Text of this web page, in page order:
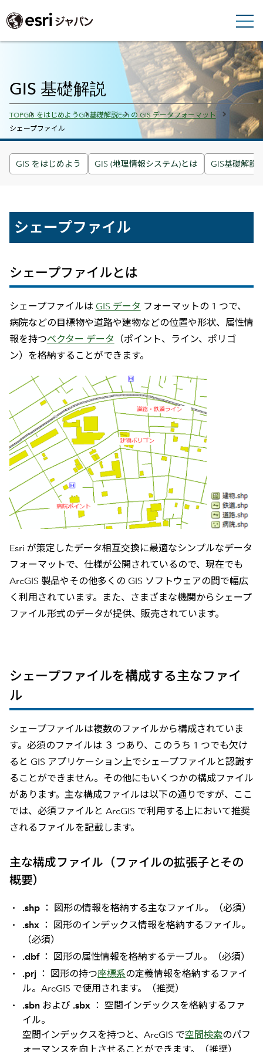
GIS をはじめよう GIS (地理情報システム)とは GIS基礎解説
GIS 基礎解説
Breadcrumbs
TOPGIS をはじめようGIS基礎解説Esri の GIS データフォーマット
シェープファイル
シェープファイル
シェープファイルとは
シェープファイルは GIS データ フォーマットの 1 つで、
病院などの目標物や道路や建物などの位置や形状、属性情
報を持つベクター データ （ポイント、ライン、ポリゴ
ン）を格納することができます。
Esri が策定したデータ相互交換に最適なシンプルなデータ
フォーマットで、仕様が公開されているので、現在でも
ArcGIS 製品やその他多くの GIS ソフトウェアの間で幅広
く利用されています。また、さまざまな機関からシェープ
ファイル形式のデータが提供、販売されています。
シェープファイルを構成する主なファイ
ル
シェープファイルは複数のファイルから構成されていま
す。必須のファイルは ３ つあり、このうち 1 つでも欠け
ると GIS アプリケーション上でシェープファイルと認識す
ることができません。その他にもいくつかの構成ファイル
があります。主な構成ファイルは以下の通りですが、ここ
では、必須ファイルと ArcGIS で利用する上において推奨
されるファイルを記載します。
主な構成ファイル（ファイルの拡張子とその
概要）
.shp ： 図形の情報を格納する主なファイル。（必須）
.shx ： 図形のインデックス情報を格納するファイル。
（必須）
.dbf： 図形の属性情報を格納するテーブル。（必須）
.prj ： 図形の持つ座標系の定義情報を格納するファイ
ル。ArcGIS で使用されます。（推奨）
.sbn および .sbx ： 空間インデックスを格納するファ
イル。
空間インデックスを持つと、ArcGIS で空間検索のパフ
ォーマンスを向上させることができます。（推奨）